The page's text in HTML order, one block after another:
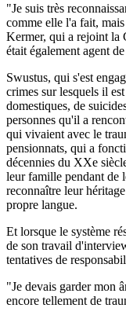
"Je suis très
comme elle l'a fait,
Kermer, qui a rejoint la
était également agent
Swustus, qui s'est
crimes sur lesquels il
domestiques, de
personnes qu'il a
qui vivaient avec le
pensionnats, qui a
décennies du XXe
leur famille pendant de
reconnaître leur
propre langue.
Et lorsque le système
de son travail
tentatives de
"Je devais garder mon
encore tellement de